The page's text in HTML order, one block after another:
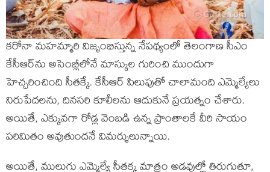
కరోనా మహమ్మారి విజృంభిస్తున్న నేపథ్యంలో తెలంగాణ సీఎం
కేసీఆర్‌ను అసెంబ్లీలోనే మాస్కుల గురించి ముందుగా
హెచ్చరించింది సీతక్కే. కేసీఆర్ పిలుపుతో చాలామంది ఎమ్మెల్యేలు
నిరుపేదలను, దినసరి కూలీలను ఆదుకునే ప్రయత్నం చేశారు.
అయితే, ఎక్కువగా రోడ్ల వెంబడి ఉన్న ప్రాంతాలకే వీరి సాయం
పరిమితం అవుతుందనే విమర్శులున్నాయి.
అయితే, ములుగు ఎమ్మెల్యే సీతక్క మాత్రం అడవుల్లో తిరుగుతూ,